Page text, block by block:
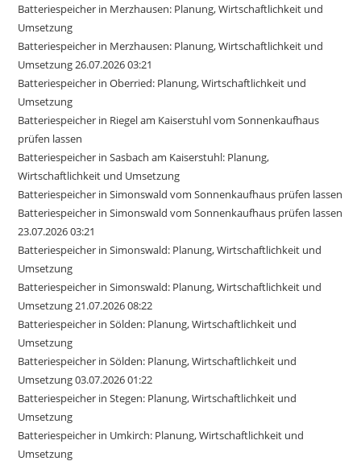
Batteriespeicher in Merzhausen: Planung, Wirtschaftlichkeit und
Umsetzung
Batteriespeicher in Merzhausen: Planung, Wirtschaftlichkeit und
Umsetzung 26.07.2026 03:21
Batteriespeicher in Oberried: Planung, Wirtschaftlichkeit und
Umsetzung
Batteriespeicher in Riegel am Kaiserstuhl vom Sonnenkaufhaus
prüfen lassen
Batteriespeicher in Sasbach am Kaiserstuhl: Planung,
Wirtschaftlichkeit und Umsetzung
Batteriespeicher in Simonswald vom Sonnenkaufhaus prüfen lassen
Batteriespeicher in Simonswald vom Sonnenkaufhaus prüfen lassen
23.07.2026 03:21
Batteriespeicher in Simonswald: Planung, Wirtschaftlichkeit und
Umsetzung
Batteriespeicher in Simonswald: Planung, Wirtschaftlichkeit und
Umsetzung 21.07.2026 08:22
Batteriespeicher in Sölden: Planung, Wirtschaftlichkeit und
Umsetzung
Batteriespeicher in Sölden: Planung, Wirtschaftlichkeit und
Umsetzung 03.07.2026 01:22
Batteriespeicher in Stegen: Planung, Wirtschaftlichkeit und
Umsetzung
Batteriespeicher in Umkirch: Planung, Wirtschaftlichkeit und
Umsetzung